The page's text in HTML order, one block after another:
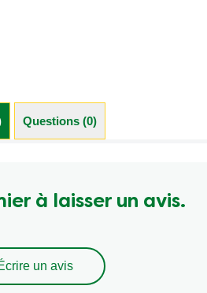
Questions (0)
à laisser un avis.
un avis